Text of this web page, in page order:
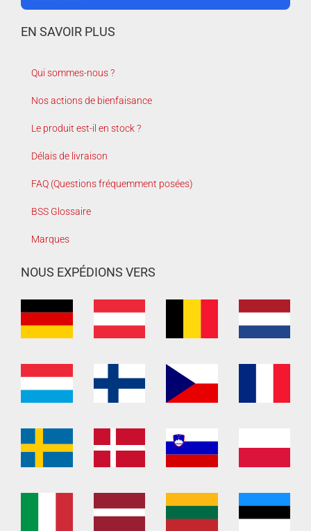
EN SAVOIR PLUS
Qui sommes-nous ?
Nos actions de bienfaisance
Le produit est-il en stock ?
Délais de livraison
FAQ (Questions fréquemment posées)
BSS Glossaire
Marques
NOUS EXPÉDIONS VERS